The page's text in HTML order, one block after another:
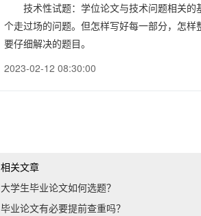
技术性试题：学位论文与技术问题相关的
个走过场的问题。但怎样写好每一部分，怎
要仔细解决的题目。
2023-02-12 08:30:00
相关文章
大学生毕业论文如何选题？
毕业论文有必要提前查重吗？